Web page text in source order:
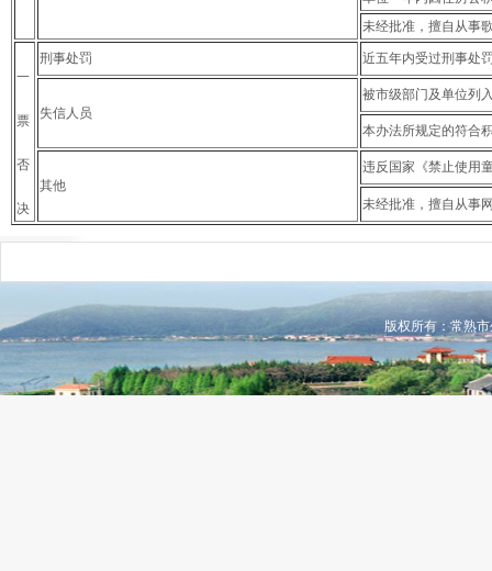
未经批准，擅自从事
一
票
否
决
刑事处罚 近五年内受过刑事处
失信人员
被市级部门及单位列
本办法所规定的符合
其他
违反国家《禁止使用
未经批准，擅自从事
版权所有：常熟